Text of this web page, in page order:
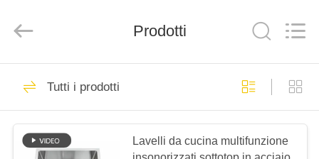
CASA
PRODOTTI
Factory.
Developed
Lavandino di cucina
dell'acciaio
Prodotti
Tutti i prodotti
Lavelli da cucina multifunzione